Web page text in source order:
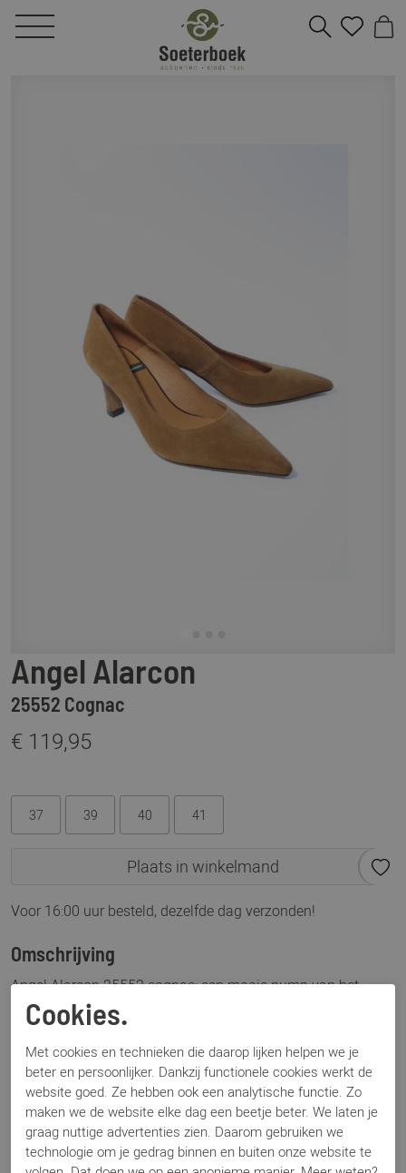
Angel Alarcon
25552 Cognac
€ 119,95
37 39 40 41
Plaats in winkelmand
Voor 16:00 uur besteld, dezelfde dag verzonden!
Omschrijving
Angel Alarcon 25552 cognac: een mooie pump van het
Spaanse merk Angel Alarcon. Een stevige hak, maar een
vrouwelijke uitstraling door de fijne puntneus zorgen voor de
ideale combinatie. Een sophisticated look en fijn
loopcomfort. Dit model, de 25552 is uitgevoerd in dit suède
materiaal.
Specificaties
Cookies.
Met cookies en technieken die daarop lijken helpen we je
beter en persoonlijker. Dankzij functionele cookies werkt de
website goed. Ze hebben ook een analytische functie. Zo
maken we de website elke dag een beetje beter. We laten je
graag nuttige advertenties zien. Daarom gebruiken we
technologie om je gedrag binnen en buiten onze website te